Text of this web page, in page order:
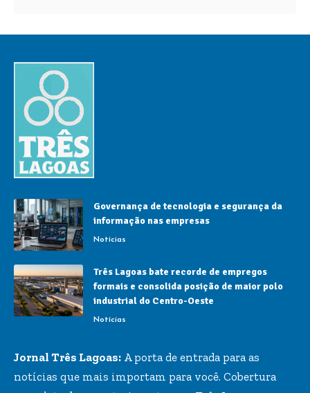
Governança de tecnologia e segurança da
informação nas empresas
Notícias
Três Lagoas bate recorde de empregos
formais e consolida posição de maior polo
industrial do Centro-Oeste
Notícias
Jornal Três Lagoas: A porta de entrada para as
notícias que mais importam para você. Cobertura